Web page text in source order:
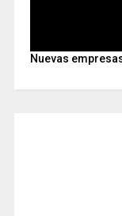
Nuevas